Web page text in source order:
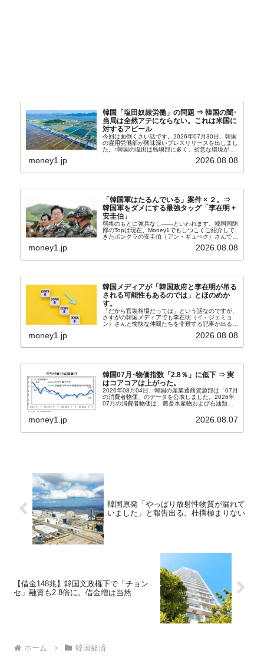
韓国「塩田奴隷労働」の問題 ⇒ 韓国の闇･
当局は全然アテにならない。これは米国に
対するアピール
今回は面倒くさい話です。2026年07月30日、韓国
の雇用労働部が興味深いプレスリリースを出しまし
た。↑韓国の塩田は島嶼部に多く、劣悪な環境が一
たといわれます（後述）。これは、いわゆる「塩田
money1.jp 2026.08.08
「韓国軍はたるんでいる」案件 × ２。⇒
韓国軍をダメにする最強タッグ「李在明 +
安圭伯」
弱将のもとに強兵なし――といわれます。韓国国防
部のTopは現在、Money1でもしつこくご紹介して
きたボンクラの安圭伯（アン・ギュベク）さんで
さんと「韓国初の文官上がり」の国防部長官安圭伯
money1.jp 2026.08.08
韓国メディアが「韓国政府と李在明が吊る
される可能性もあるのでは」とほのめか
す。
「だから官製相場だってば」という話なのですが、
さすがの韓国メディアでも李在明（イ・ジェミョ
ン）さんと愉快な仲間たちを非難する記事が出るよ
『朝鮮日報』に面白い記事が出ています。「東西南
money1.jp 2026.08.08
韓国07月･物価指数「2.8％」に低下 ⇒ 実
はコアコアは上がった。
2026年08月04日、韓国の産業通商資源部は「07月
の消費者物価」のデータを公表しました。2026年
07月の消費者物価は、農畜水産物および石油類の
2.8％上昇（06月は3.2％）となり、上昇率は前...
money1.jp 2026.08.07
韓国原発「やっぱり放射性物質が漏れて
いました」と報告出る。杜撰極まりない
【借金148兆】韓国文政権下で「チョン
セ」融資も2.8倍に。借金増は当然
ホーム 韓国経済